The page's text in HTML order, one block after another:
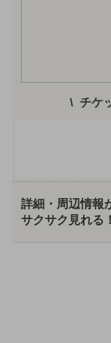
チケ
詳細・周辺情報
サクサク見れる！